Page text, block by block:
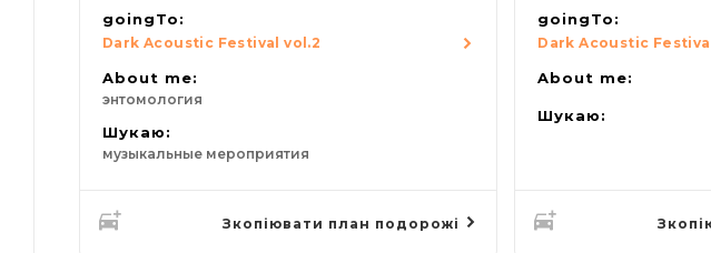
goingTo:
Dark Acoustic Festival vol.2
About me:
энтомология
Шукаю:
музыкальные мероприятия
Зкопіювати план подорожі
goingTo:
Dark Acoustic
About me:
Шукаю: